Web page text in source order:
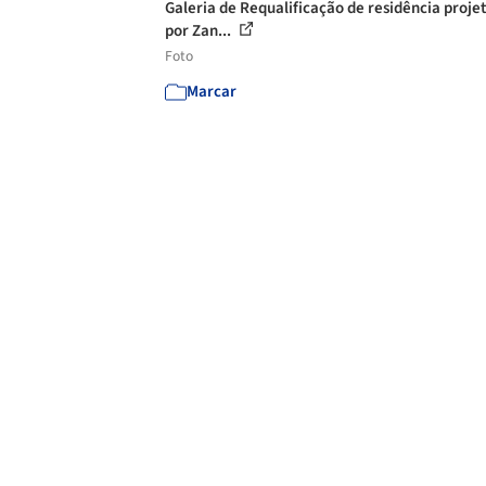
Galeria de Requalificação de residência
por Zan...
Foto
Marcar